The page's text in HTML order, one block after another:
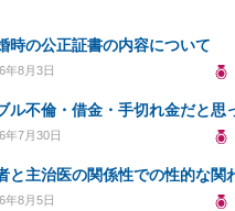
時の公正証書の内容について
年8月3日
年7月30日
年8月5日